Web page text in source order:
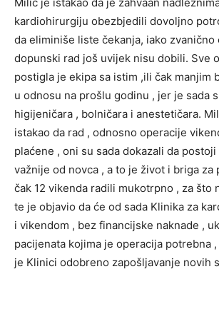
kardiohirurgiju obezbjedili dovoljno
da eliminiše liste čekanja, iako zvanično
dopunski rad još uvijek nisu dobili. Sve
postigla je ekipa sa istim ,ili čak manjim
u odnosu na prošlu godinu , jer je sada
higijeničara , bolničara i anestetičara.
istakao da rad , odnosno operacije
plaćene , oni su sada dokazali da
važnije od novca , a to je život i briga za
čak 12 vikenda radili mukotrpno , za što
te je objavio da će od sada Klinika za
i vikendom , bez financijske naknade ,
pacijenata kojima je operacija potrebna
je Klinici odobreno zapošljavanje novih